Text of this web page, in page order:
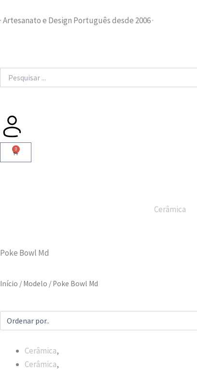
to
· Artesanato e Design Português desde 2006 ·
0
Cart
Cerâmica
Poke Bowl Md
Início / Modelo / Poke Bowl Md
Cerâmica,
Cerâmica,